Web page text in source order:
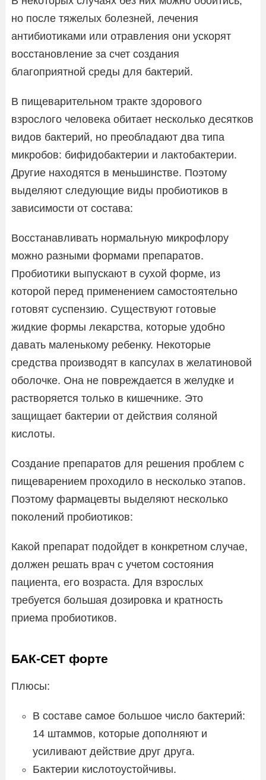
но после тяжелых болезней, лечения
антибиотиками или отравления они ускорят
восстановление за счет создания
благоприятной среды для бактерий.
В пищеварительном тракте здорового
взрослого человека обитает несколько десятков
видов бактерий, но преобладают два типа
микробов: бифидобактерии и лактобактерии.
Другие находятся в меньшинстве. Поэтому
выделяют следующие виды пробиотиков в
зависимости от состава:
Восстанавливать нормальную микрофлору
можно разными формами препаратов.
Пробиотики выпускают в сухой форме, из
которой перед применением самостоятельно
готовят суспензию. Существуют готовые
жидкие формы лекарства, которые удобно
давать маленькому ребенку. Некоторые
средства производят в капсулах в желатиновой
оболочке. Она не повреждается в желудке и
растворяется только в кишечнике. Это
защищает бактерии от действия соляной
кислоты.
Создание препаратов для решения проблем с
пищеварением проходило в несколько этапов.
Поэтому фармацевты выделяют несколько
поколений пробиотиков:
Какой препарат подойдет в конкретном случае,
должен решать врач с учетом состояния
пациента, его возраста. Для взрослых
требуется большая дозировка и кратность
приема пробиотиков.
БАК-СЕТ форте
Плюсы:
В составе самое большое число бактерий:
14 штаммов, которые дополняют и
усиливают действие друг друга.
Бактерии кислотоустойчивы.